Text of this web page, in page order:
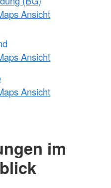
Ansicht
Ansicht
Ansicht
im